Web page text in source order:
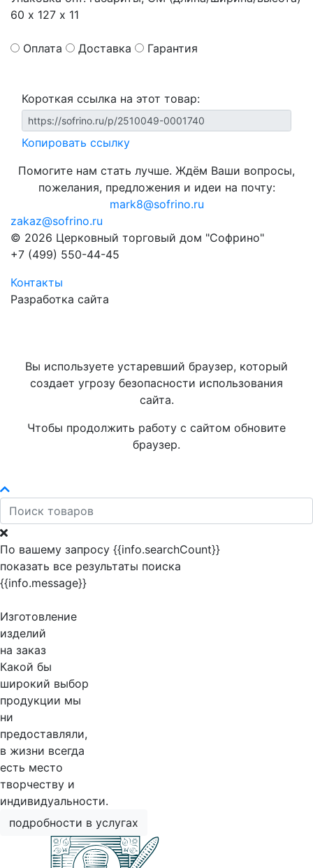
60 х 127 х 11
Оплата Доставка Гарантия
Короткая ссылка на этот товар:
Копировать ссылку
Помогите нам стать лучше. Ждём Ваши вопросы,
пожелания, предложения и идеи на почту:
mark8@sofrino.ru
zakaz@sofrino.ru
© 2026 Церковный торговый дом "Софрино"
+7 (499) 550-44-45
Контакты
Разработка сайта
Вы используете устаревший браузер, который
создает угрозу безопасности использования
сайта.
Чтобы продолжить работу с сайтом обновите
браузер.
По вашему запросу {{info.searchCount}}
показать все результаты поиска
{{info.message}}
Изготовление
изделий
на заказ
Какой бы
широкий выбор
продукции мы
ни
предоставляли,
в жизни всегда
есть место
творчеству и
индивидуальности.
подробности в услугах